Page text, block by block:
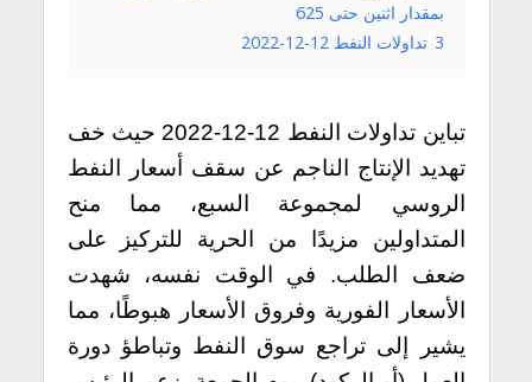
بمقدار اثنين حتى 625
3 تداولات النفط 12-12-2022
تباين تداولات النفط 12-12-2022 حيث خف
تهديد الإنتاج الناجم عن سقف أسعار النفط
الروسي لمجموعة السبع، مما منح
المتداولين مزيدًا من الحرية للتركيز على
ضعف الطلب. في الوقت نفسه، شهدت
الأسعار الفورية وفروق الأسعار هبوطًا، مما
يشير إلى تراجع سوق النفط وتباطؤ دورة